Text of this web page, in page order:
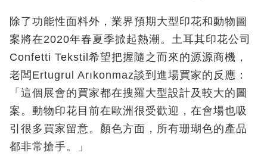
除了功能性面料外，業界預期大型印花和動物圖
案將在2020年春夏季掀起熱潮。土耳其印花公司
Confetti Tekstil希望把握隨之而來的源源商機，
老闆Ertugrul Arıkonmaz談到進場買家的反應：
「這個展會的買家都在搜羅大型設計及較大的圖
案。動物印花目前在歐洲很受歡迎，在會場也吸
引很多買家留意。顏色方面，所有珊瑚色的產品
都非常搶手。」